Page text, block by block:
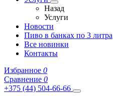
Назад
Услуги
Новости
Пиво в банках по 3 литра
Все новинки
Контакты
Избранное 0
Сравнение 0
+375 (44) 504-66-66